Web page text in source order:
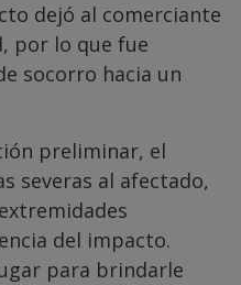
dejó al comerciante
por lo que fue
socorro hacia un
preliminar, el
severas al afectado,
del impacto.
para brindarle